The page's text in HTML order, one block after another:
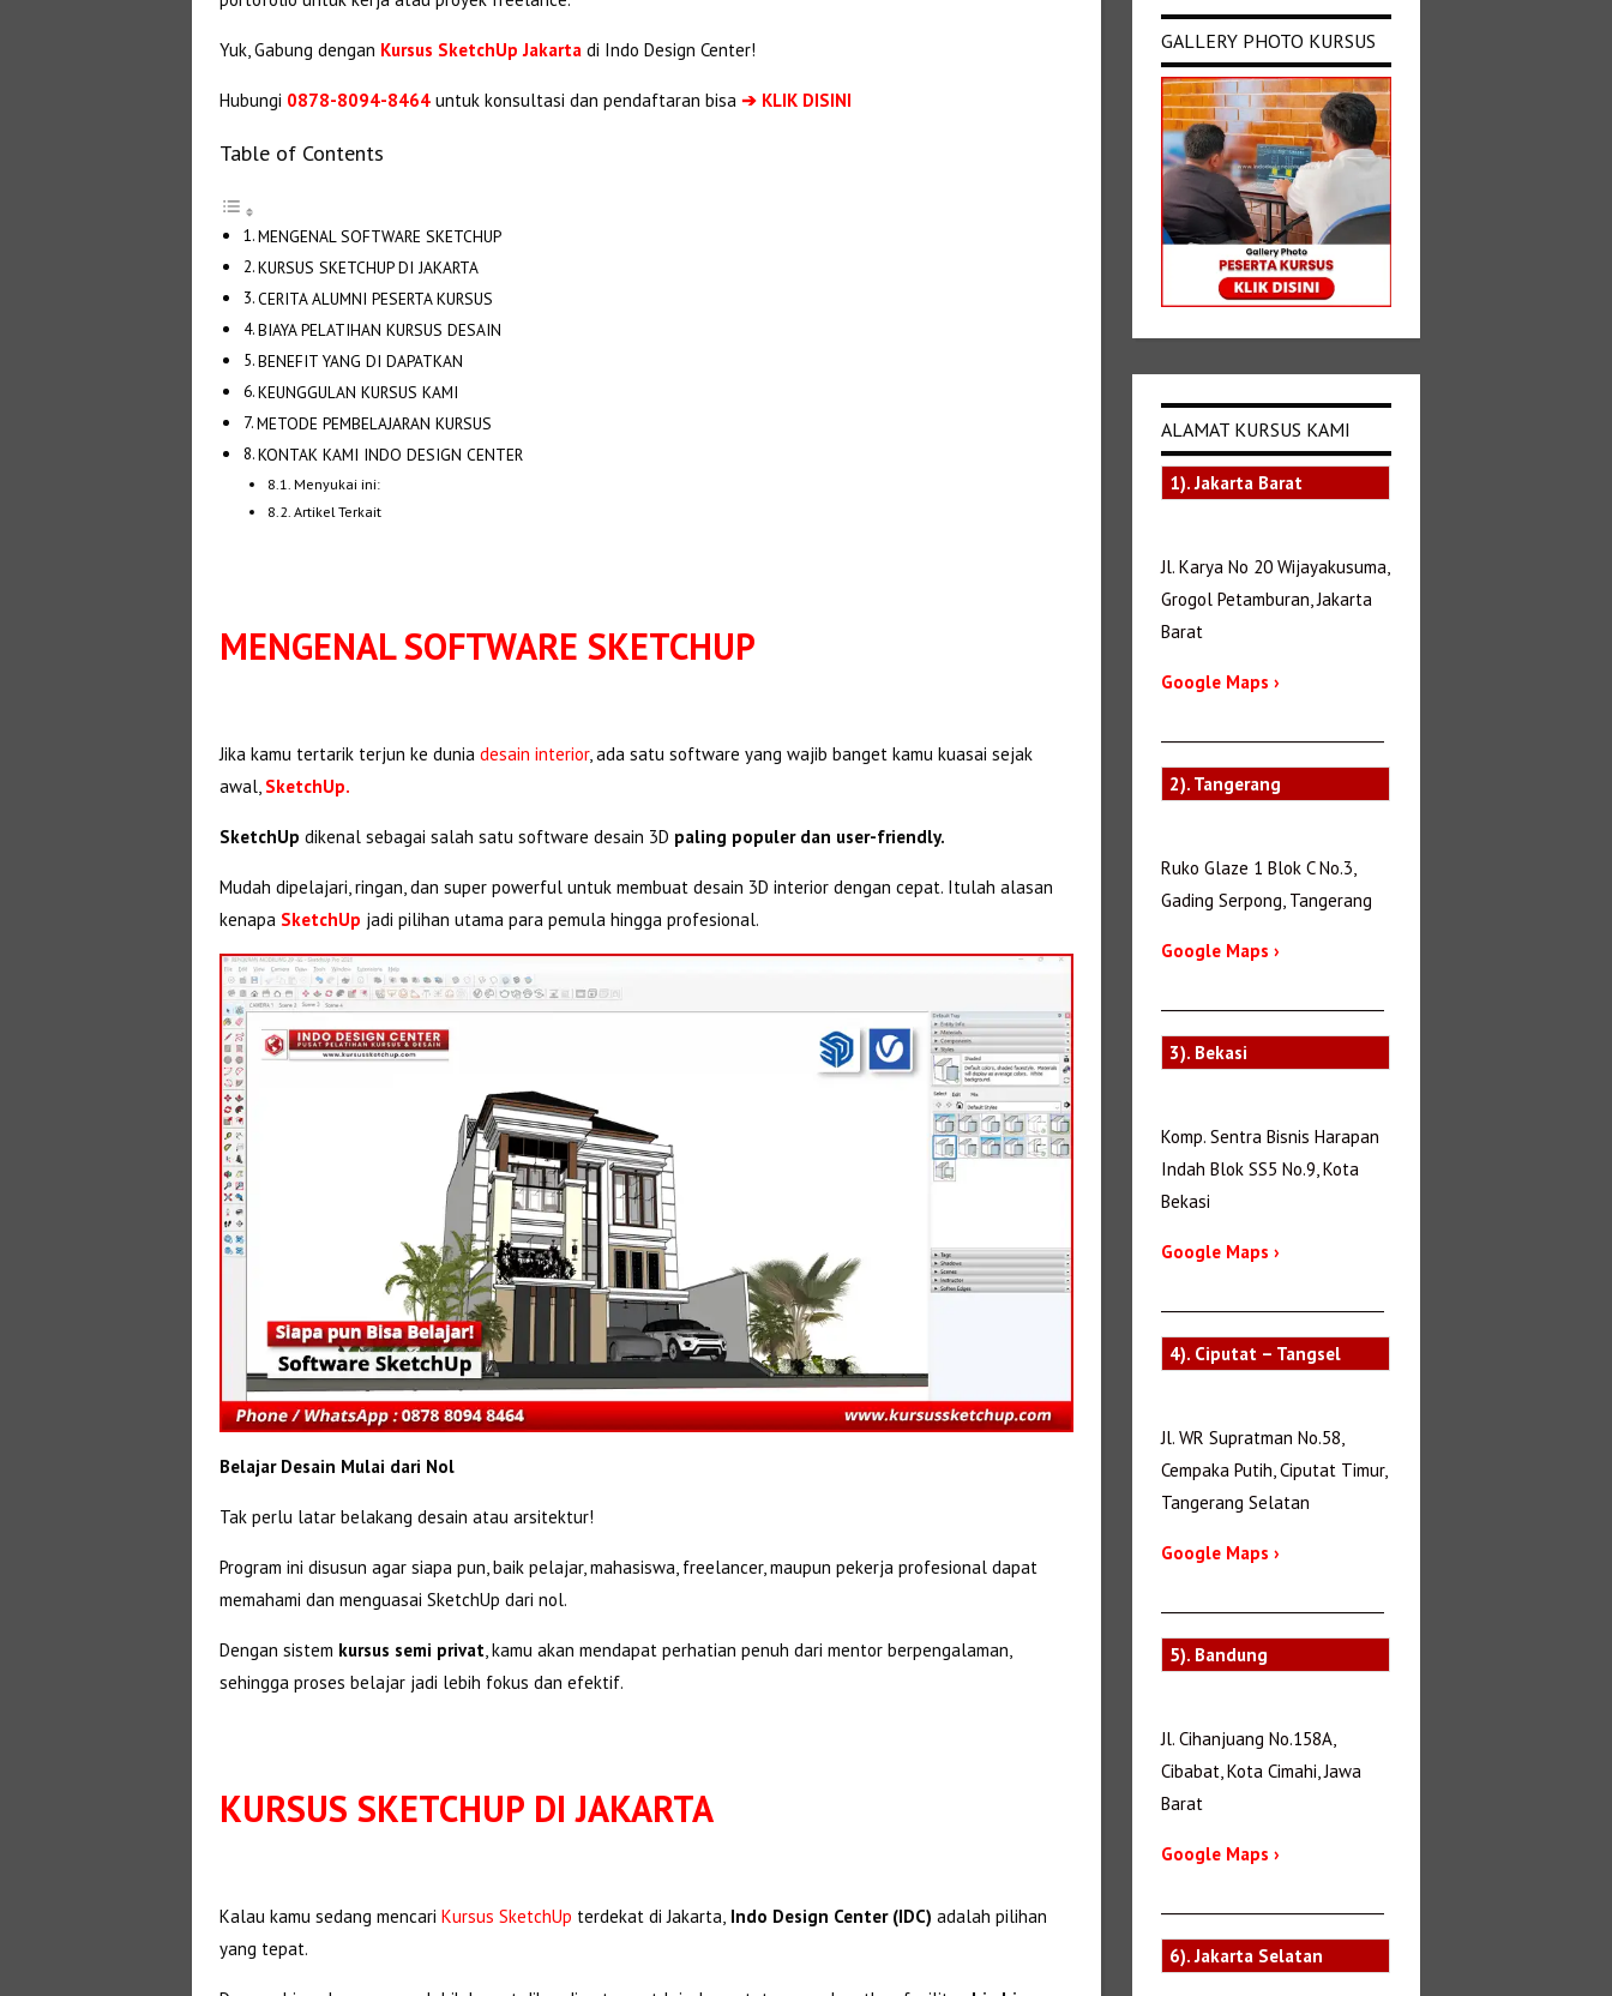
Yuk, Gabung dengan Kursus SketchUp Jakarta di Indo Design Center!
Hubungi 0878-8094-8464untuk konsultasi dan pendaftaran bisa ➔ KLIK DISINI
Table of Contents
MENGENAL SOFTWARE SKETCHUP
KURSUS SKETCHUP DI JAKARTA
CERITA ALUMNI PESERTA KURSUS
BIAYA PELATIHAN KURSUS DESAIN
BENEFIT YANG DI DAPATKAN
KEUNGGULAN KURSUS KAMI
METODE PEMBELAJARAN KURSUS
KONTAK KAMI INDO DESIGN CENTER
Menyukai ini:
Artikel Terkait
MENGENAL SOFTWARE SKETCHUP
Jika kamu tertarik terjun ke dunia desain interior, ada satu software yang wajib banget kamu kuasai sejak
awal, SketchUp.
SketchUp dikenal sebagai salah satu software desain 3D paling populer dan user-friendly.
Mudah dipelajari, ringan, dan super powerful untuk membuat desain 3D interior dengan cepat. Itulah alasan
kenapa SketchUp jadi pilihan utama para pemula hingga profesional.
Belajar Desain Mulai dari Nol
Tak perlu latar belakang desain atau arsitektur!
Program ini disusun agar siapa pun, baik pelajar, mahasiswa, freelancer, maupun pekerja profesional dapat
memahami dan menguasai SketchUp dari nol.
Dengan sistem kursus semi privat, kamu akan mendapat perhatian penuh dari mentor berpengalaman,
sehingga proses belajar jadi lebih fokus dan efektif.
KURSUS SKETCHUP DI JAKARTA
Kalau kamu sedang mencari Kursus SketchUp terdekat di Jakarta,Indo Design Center (IDC) adalah pilihan
yang tepat.
GALLERY PHOTO KURSUS
ALAMAT KURSUS KAMI
1). Jakarta Barat
Jl. Karya No 20 Wijayakusuma,
Grogol Petamburan, Jakarta
Barat
Google Maps ›
2). Tangerang
Ruko Glaze 1 Blok C No.3,
Gading Serpong, Tangerang
Google Maps ›
3). Bekasi
Komp. Sentra Bisnis Harapan
Indah Blok SS5 No.9, Kota
Bekasi
Google Maps ›
4). Ciputat – Tangsel
Jl. WR Supratman No.58,
Cempaka Putih, Ciputat Timur,
Tangerang Selatan
Google Maps ›
5). Bandung
Jl. Cihanjuang No.158A,
Cibabat, Kota Cimahi, Jawa
Barat
Google Maps ›
6). Jakarta Selatan